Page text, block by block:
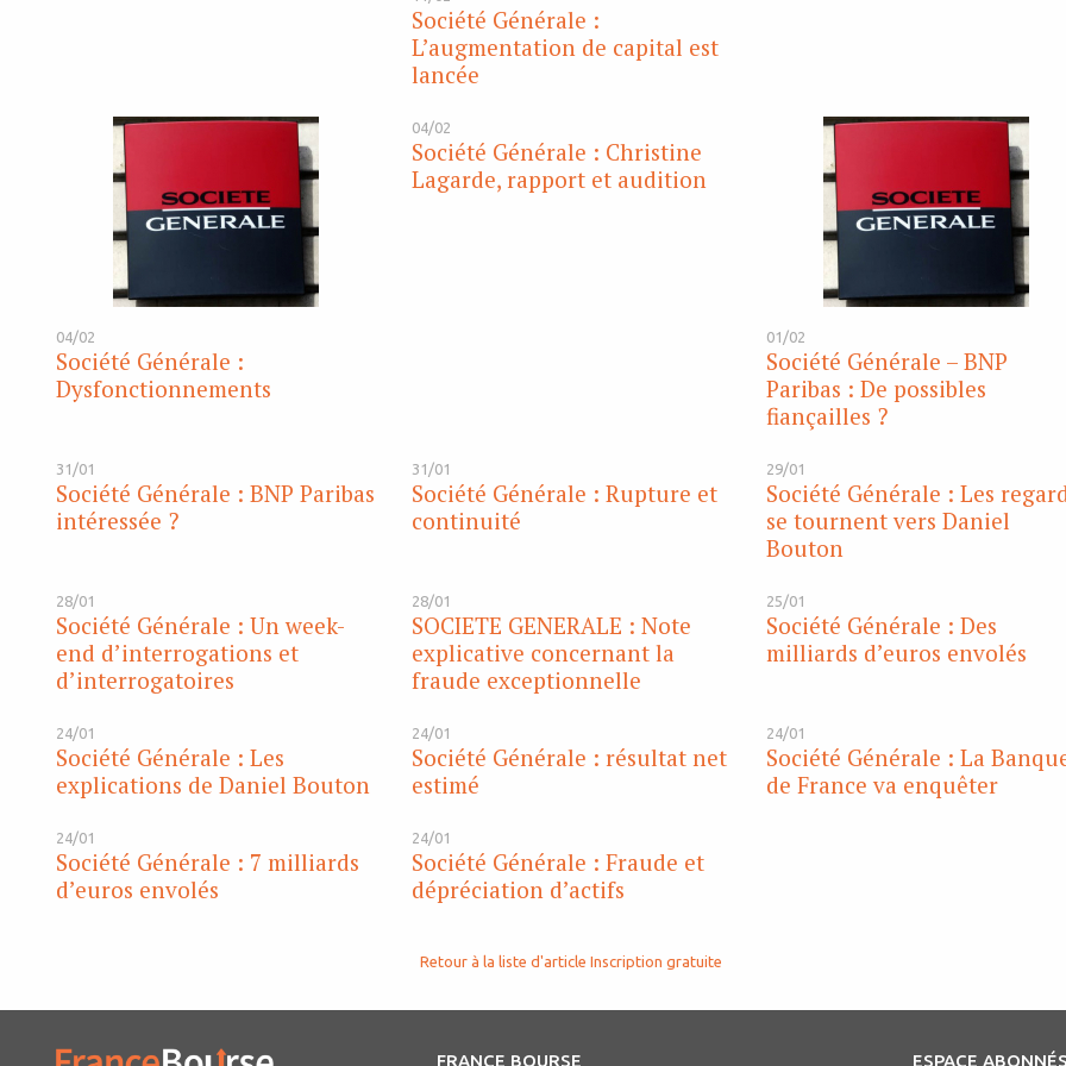
Société Générale :
L’augmentation de capital est
lancée
04/02
Société Générale :
Dysfonctionnements
04/02
Société Générale : Christine
Lagarde, rapport et audition
01/02
Société Générale – BNP
Paribas : De possibles
fiançailles ?
31/01
Société Générale : BNP Paribas
intéressée ?
31/01
Société Générale : Rupture et
continuité
29/01
Société Générale : Les
se tournent vers Daniel
Bouton
28/01
Société Générale : Un week-
end d’interrogations et
d’interrogatoires
28/01
SOCIETE GENERALE : Note
explicative concernant la
fraude exceptionnelle
25/01
Société Générale : Des
milliards d’euros envolés
24/01
Société Générale : Les
explications de Daniel Bouton
24/01
Société Générale : résultat net
estimé
24/01
Société Générale : La
de France va enquêter
24/01
Société Générale : 7 milliards
d’euros envolés
24/01
Société Générale : Fraude et
dépréciation d’actifs
Retour à la liste d'article Inscription gratuite
FRANCE BOURSE ESPACE